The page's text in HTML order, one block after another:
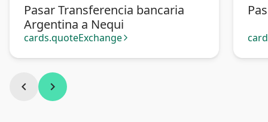
Pasar Transferencia bancaria
Argentina a Nequi
cards.quoteExchange arrow_forward_ios
chevron_left chevron_right